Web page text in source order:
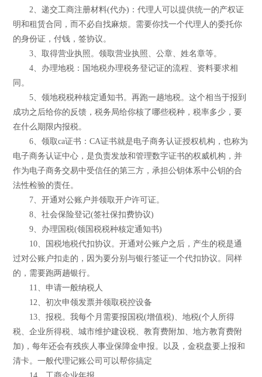
2、递交工商注册材料(代办)：代理人可以提供统一的产权证
明和租赁合同，而不必自找麻烦。需要你找一个代理人的委托你
的身份证，付钱，签协议。
3、取得营业执照。领取营业执照、公章、姓名章等。
4、办理地税：国地税办理税务登记证的流程、资料要求相
同。
5、领地税税种核定通知书。再跑一趟地税。这个相当于报到
成功之后给你的反馈，税务局给你核了哪些税种，税率多少，要
在什么期限内报税。
6、领取ca证书：CA证书就是电子商务认证授权机构，也称为
电子商务认证中心，是负责发放和管理数字证书的权威机构，并
作为电子商务交易中受信任的第三方，承担公钥体系中公钥的合
法性检验的责任。
7、开通对公账户并领取开户许可证。
8、社会保险登记(签社保扣费协议)
9、办理国税(领国税税种核定通知书)
10、国税地税代扣协议。开通对公账户之后，产生的税是通
过对公账户扣走的，因为要分别与银行签证一个代扣协议。同样
的，需要跑两趟银行。
11、申请一般纳税人
12、初次申领发票并领取税控设备
13、报税。我每个月需要报国税(增值税)、地税(个人所得
税、企业所得税、城市维护建设税、教育费附加、地方教育费附
加)，每年还会有残疾人事业保障金申报。以及，金税盘要上报和
清卡。一般代理记账公司可以帮你搞定